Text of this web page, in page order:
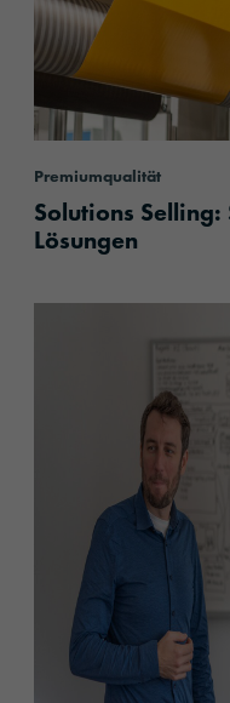
Premiumqualität
Solutions Selling:
Lösungen